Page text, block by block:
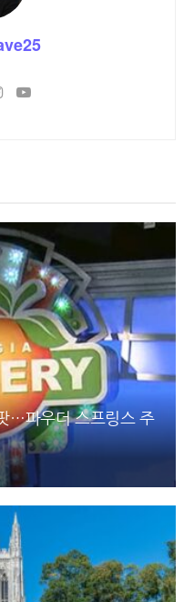
…파우더 스프링스 주